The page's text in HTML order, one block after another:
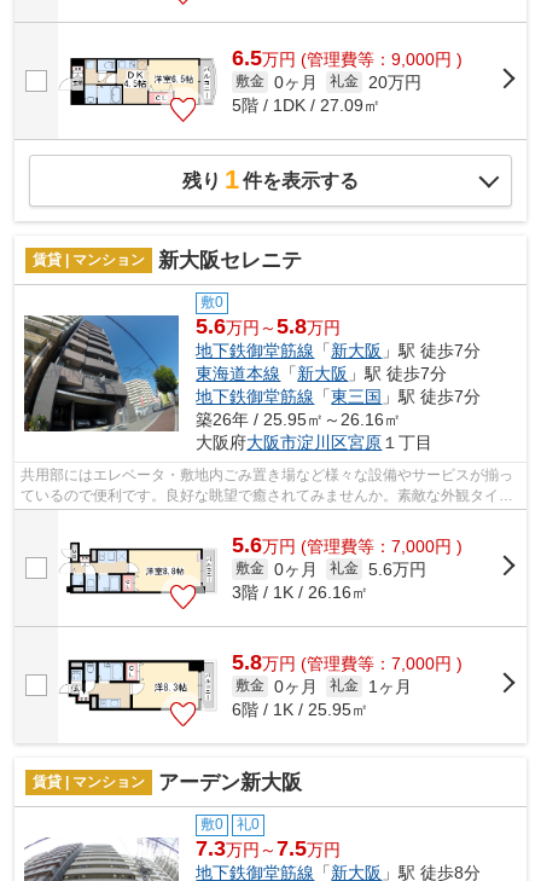
6.5万円 (管理費等：9,000円 )
敷金 0ヶ月 礼金
20万円
5階 / 1DK / 27.09㎡
残り 1件を表示する
賃貸 | マンション 新大阪セレニテ
敷0
5.6万円～5.8万円
地下鉄御堂筋線 「新大阪 」駅 徒歩7分
東海道本線 「新大阪 」駅 徒歩7分
地下鉄御堂筋線 「東三国 」駅 徒歩7分
築26年 / 25.95㎡～26.16㎡
大阪府大阪市淀川区宮原 １丁目
共用部にはエレベータ・敷地内ごみ置き場など様々な設備やサービスが揃っ
ているので便利です。良好な眺望で癒されてみませんか。素敵な外観タイル
5.6万円 (管理費等：7,000円 )
敷金 0ヶ月 礼金 5.6万円
3階 / 1K / 26.16㎡
5.8万円 (管理費等：7,000円 )
敷金 0ヶ月 礼金
1ヶ月
6階 / 1K / 25.95㎡
賃貸 | マンション アーデン新大阪
敷0 礼0
7.3万円～7.5万円
地下鉄御堂筋線 「新大阪 」駅 徒歩8分